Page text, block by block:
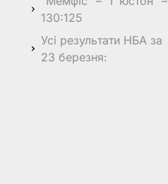
130:125
Усі результати НБА за
23 березня: